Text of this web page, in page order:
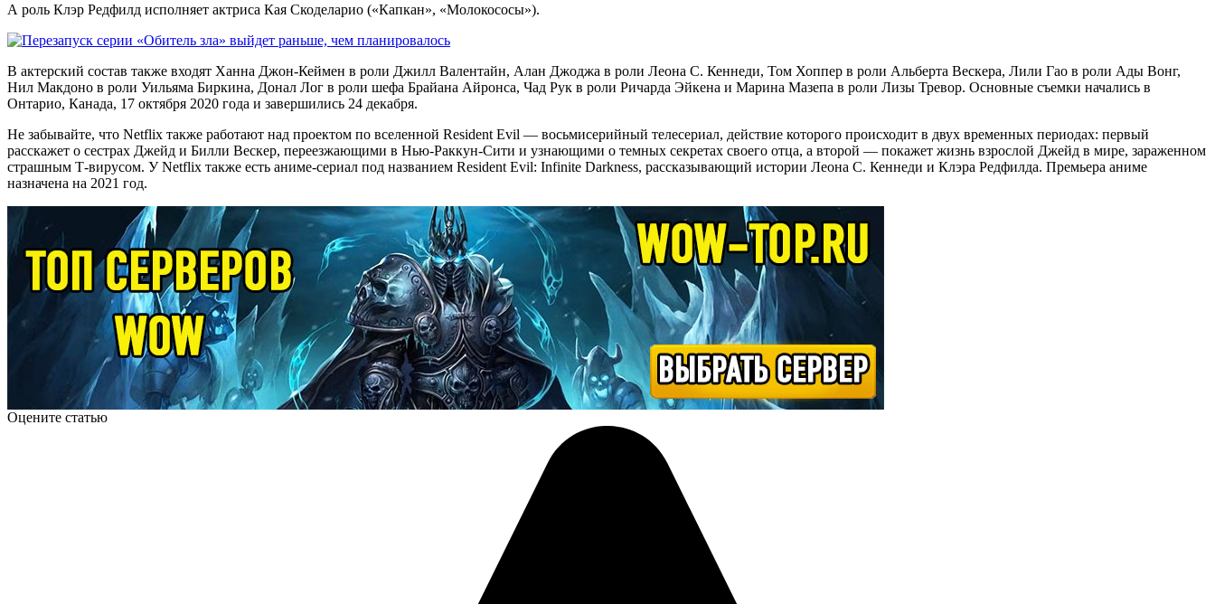
А роль Клэр Редфилд исполняет актриса Кая Скоделарио («Капкан», «Молокососы»).
В актерский состав также входят Ханна Джон-Кеймен в роли Джилл Валентайн, Алан Джоджа в роли Леона С. Кеннеди, Том Хоппер в роли Альберта Вескера, Лили Гао в роли Ады Вонг,
Нил Макдоно в роли Уильяма Биркина, Донал Лог в роли шефа Брайана Айронса, Чад Рук в роли Ричарда Эйкена и Марина Мазепа в роли Лизы Тревор. Основные съемки начались в
Онтарио, Канада, 17 октября 2020 года и завершились 24 декабря.
Не забывайте, что Netflix также работают над проектом по вселенной Resident Evil — восьмисерийный телесериал, действие которого происходит в двух временных периодах: первый
расскажет о сестрах Джейд и Билли Вескер, переезжающими в Нью-Раккун-Сити и узнающими о темных секретах своего отца, а второй — покажет жизнь взрослой Джейд в мире, зараженном
страшным Т-вирусом. У Netflix также есть аниме-сериал под названием Resident Evil: Infinite Darkness, рассказывающий истории Леона С. Кеннеди и Клэра Редфилда. Премьера аниме
назначена на 2021 год.
Оцените статью